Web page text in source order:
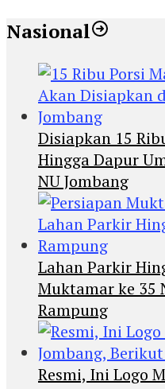
Nasional
Disiapkan 15
Hingga Dapur
NU Jombang
Lahan Parkir
Muktamar ke 35
Rampung
Resmi, Ini Logo